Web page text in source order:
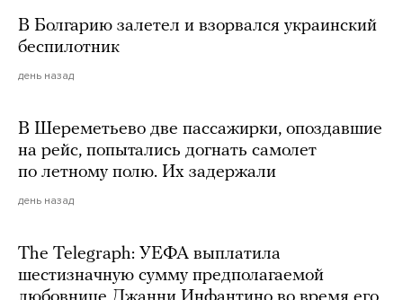
В Болгарию залетел и взорвался украинский
беспилотник
день назад
В Шереметьево две пассажирки, опоздавшие
на рейс, попытались догнать самолет
по летному полю. Их задержали
день назад
The Telegraph: УЕФА выплатила
шестизначную сумму предполагаемой